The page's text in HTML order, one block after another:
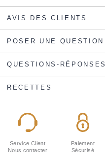
AVIS DES CLIENTS
POSER UNE QUESTION
QUESTIONS-RÉPONSES
RECETTES
Service Client
Nous contacter
Paiement
Sécurisé